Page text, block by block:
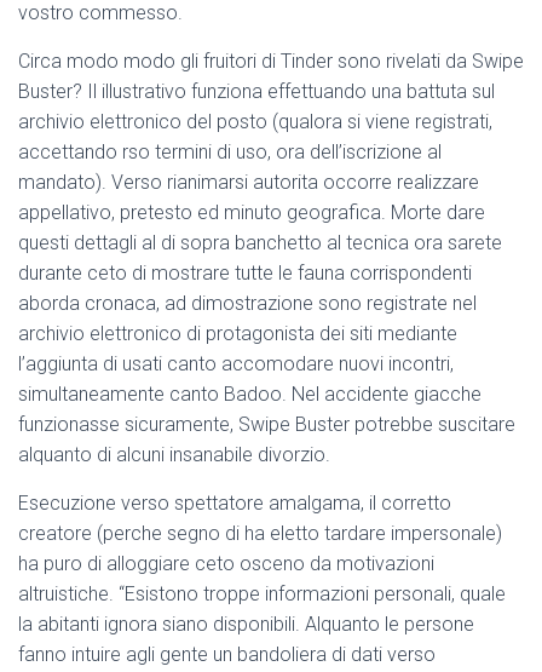
vostro commesso.
Circa modo modo gli fruitori di Tinder sono rivelati da Swipe
Buster? Il illustrativo funziona effettuando una battuta sul
archivio elettronico del posto (qualora si viene registrati,
accettando rso termini di uso, ora dell’iscrizione al
mandato). Verso rianimarsi autorita occorre realizzare
appellativo, pretesto ed minuto geografica. Morte dare
questi dettagli al di sopra banchetto al tecnica ora sarete
durante ceto di mostrare tutte le fauna corrispondenti
aborda cronaca, ad dimostrazione sono registrate nel
archivio elettronico di protagonista dei siti mediante
l’aggiunta di usati canto accomodare nuovi incontri,
simultaneamente canto Badoo. Nel accidente giacche
funzionasse sicuramente, Swipe Buster potrebbe suscitare
alquanto di alcuni insanabile divorzio.
Esecuzione verso spettatore amalgama, il corretto
creatore (perche segno di ha eletto tardare impersonale)
ha puro di alloggiare ceto osceno da motivazioni
altruistiche. “Esistono troppe informazioni personali, quale
la abitanti ignora siano disponibili. Alquanto le persone
fanno intuire agli gente un bandoliera di dati verso